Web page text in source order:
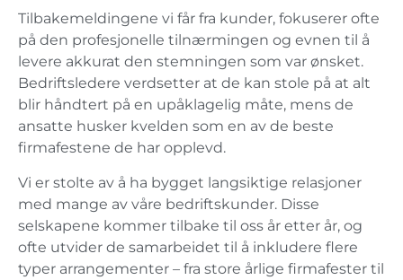
Tilbakemeldingene vi får fra kunder, fokuserer ofte
på den profesjonelle tilnærmingen og evnen til å
levere akkurat den stemningen som var ønsket.
Bedriftsledere verdsetter at de kan stole på at alt
blir håndtert på en upåklagelig måte, mens de
ansatte husker kvelden som en av de beste
firmafestene de har opplevd.
Vi er stolte av å ha bygget langsiktige relasjoner
med mange av våre bedriftskunder. Disse
selskapene kommer tilbake til oss år etter år, og
ofte utvider de samarbeidet til å inkludere flere
typer arrangementer – fra store årlige firmafester til